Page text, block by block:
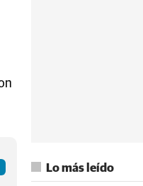
Lo más leído